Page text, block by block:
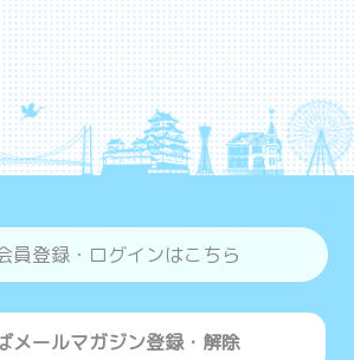
員登録・ログインはこちら
メールマガジン登録・解除